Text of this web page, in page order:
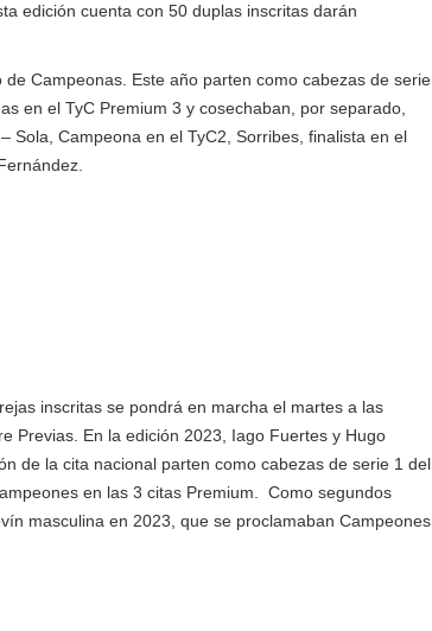
edición cuenta con 50 duplas inscritas darán
Campeonas. Este año parten como cabezas de serie
en el TyC Premium 3 y cosechaban, por separado,
Sola, Campeona en el TyC2, Sorribes, finalista en el
inscritas se pondrá en marcha el martes a las
Previas. En la edición 2023, Iago Fuertes y Hugo
de la cita nacional parten como cabezas de serie 1 del
en las 3 citas Premium. Como segundos
masculina en 2023, que se proclamaban Campeones